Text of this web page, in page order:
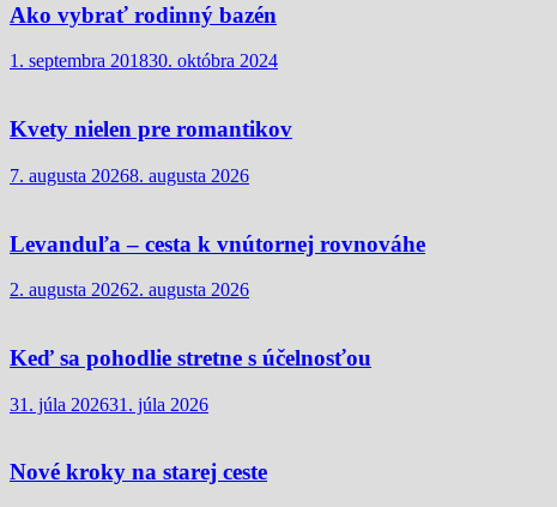
Ako vybrať rodinný bazén
1. septembra 201830. októbra 2024
Kvety nielen pre romantikov
7. augusta 20268. augusta 2026
Levanduľa – cesta k vnútornej rovnováhe
2. augusta 20262. augusta 2026
Keď sa pohodlie stretne s účelnosťou
31. júla 202631. júla 2026
Nové kroky na starej ceste